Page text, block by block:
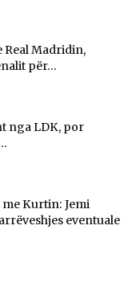
Real Madridin,
për...
nga LDK, por
Kurtin: Jemi
eventuale